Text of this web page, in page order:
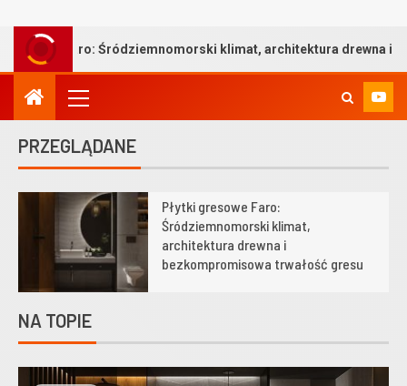
klimat, architektura drewna i bezkompromisowa
PRZEGLĄDANE
Płytki gresowe Faro:
Śródziemnomorski klimat,
architektura drewna i
bezkompromisowa trwałość gresu
NA TOPIE